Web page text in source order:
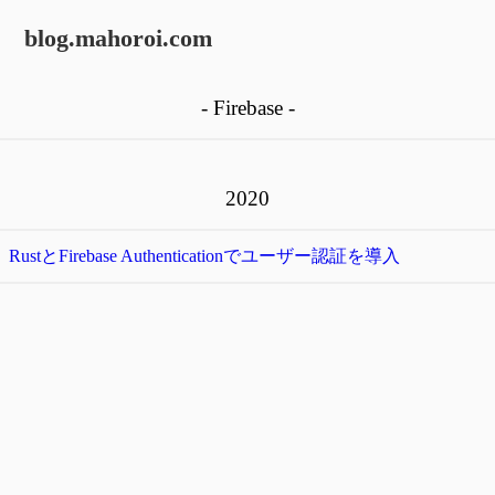
blog.mahoroi.com
- Firebase -
2020
RustとFirebase Authenticationでユーザー認証を導入